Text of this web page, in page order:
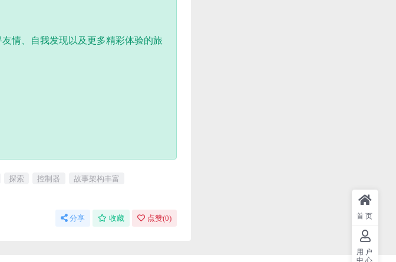
情、自我发现以及更多精彩体验的旅
探索 控制器
故事架构丰富
分享 收藏 点赞(0) 首页
用户
中心